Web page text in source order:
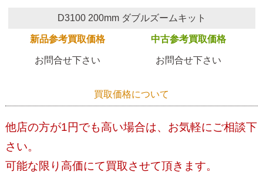
D3100 200mm ダブルズームキット
新品参考買取価格 中古参考買取価格
お問合せ下さい お問合せ下さい
買取価格について
他店の方が1円でも高い場合は、お気軽にご相談下
さい。
可能な限り高価にて買取させて頂きます。